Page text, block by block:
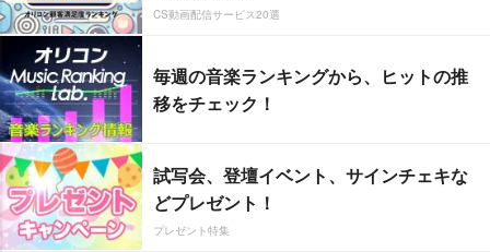
CS動画配信サービス20選
毎週の音楽ランキングから、ヒットの推
移をチェック！
試写会、登壇イベント、サインチェキな
どプレゼント！
プレゼント特集